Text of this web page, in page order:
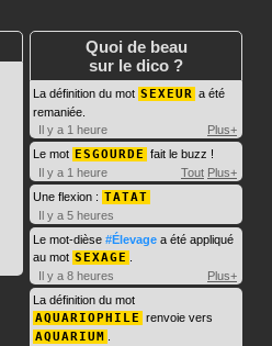
Quoi de beau
sur le dico ?
La définition du mot SEXEUR a été
remaniée.
Il y a 1 heure
Plus+
Le mot ESGOURDE fait le buzz !
Il y a 1 heure
Tout Plus+
Une flexion : TATAT
Il y a 5 heures
Le mot-dièse #Élevage a été appliqué
au mot SEXAGE
Il y a 8 heures
Plus+
La définition du mot
AQUARIOPHILE renvoie vers
AQUARIUM